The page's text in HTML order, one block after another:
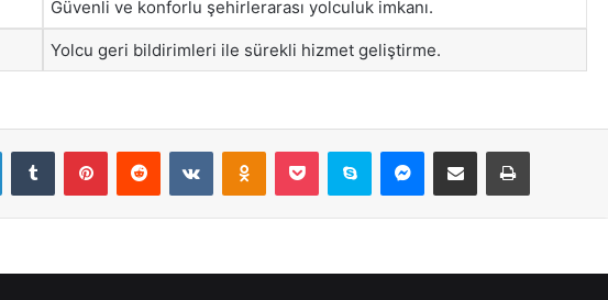
Güvenli ve konforlu şehirlerarası yolculuk imkanı.
Yolcu geri bildirimleri ile sürekli hizmet geliştirme.
LinkedInTumblr PinterestReddit VKontakteOdnoklassniki
Pocket Skype Messenger
E-Posta ile paylaş Yazdır